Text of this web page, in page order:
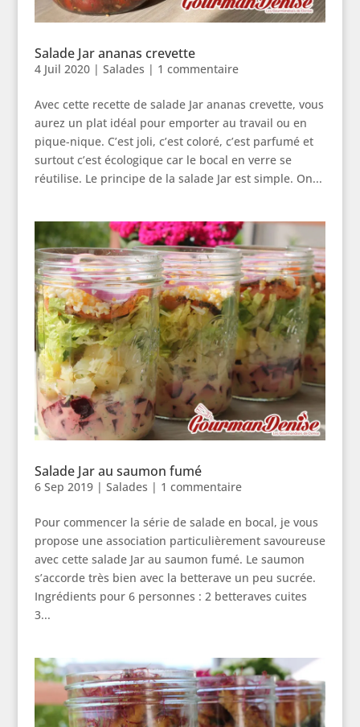
Salade Jar ananas crevette
4 Juil 2020| Salades | 1 commentaire
Avec cette recette de salade Jar ananas crevette, vous
aurez un plat idéal pour emporter au travail ou en
pique-nique. C’est joli, c’est coloré, c’est parfumé et
surtout c’est écologique car le bocal en verre se
réutilise. Le principe de la salade Jar est simple. On...
Salade Jar au saumon fumé
6 Sep 2019| Salades | 1 commentaire
Pour commencer la série de salade en bocal, je vous
propose une association particulièrement savoureuse
avec cette salade Jar au saumon fumé. Le saumon
s’accorde très bien avec la betterave un peu sucrée.
Ingrédients pour 6 personnes : 2 betteraves cuites
3...